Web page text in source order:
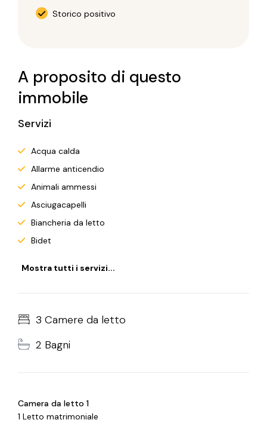
Storico positivo
A proposito di questo
immobile
Servizi
Acqua calda
Allarme anticendio
Animali ammessi
Asciugacapelli
Biancheria da letto
Bidet
Mostra tutti i servizi...
3 Camere da letto
2 Bagni
Camera da letto 1
1 Letto matrimoniale